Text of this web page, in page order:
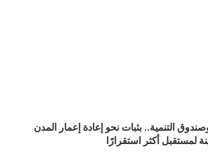
التنمية.. بثبات نحو إعادة إعمار المدن
لمستقبل أكثر استقرارًا